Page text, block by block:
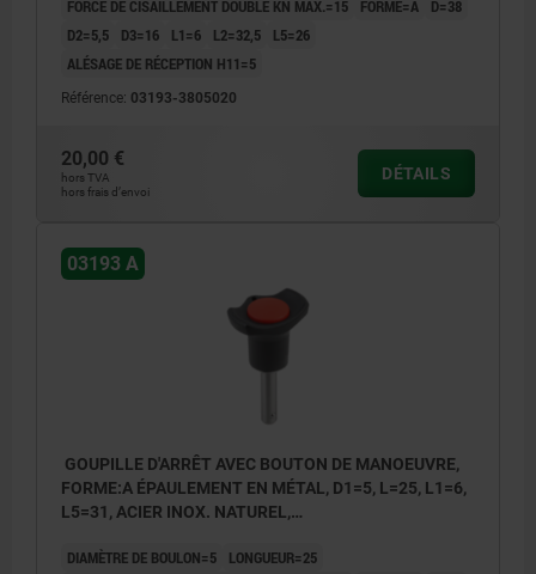
FORCE DE CISAILLEMENT DOUBLE KN MAX.=15 FORME=A
D=38
D2=5,5
D3=16 L1=6 L2=32,5
L5=26
ALÉSAGE DE RÉCEPTION H11=5
Référence: 03193-3805020
20,00 €
hors TVA
hors frais d’envoi
DÉTAILS
03193 A
GOUPILLE D'ARRÊT AVEC BOUTON DE MANOEUVRE,
FORME:A ÉPAULEMENT EN MÉTAL, D1=5, L=25, L1=6,
L5=31, ACIER INOX. NATUREL,
COUVERCLE:ROUGE RAL3020
DIAMÈTRE DE BOULON=5
LONGUEUR=25